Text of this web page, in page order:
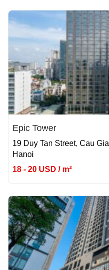
Epic Tower
19 Duy Tan Street, Cau
Hanoi
18 - 20 USD / m²